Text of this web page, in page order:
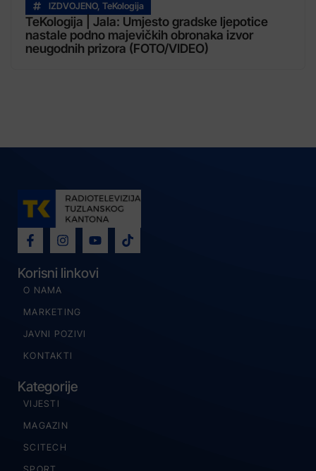
IZDVOJENO, TeKologija
TeKologija | Jala: Umjesto gradske ljepotice
nastale podno majevičkih obronaka izvor
neugodnih prizora (FOTO/VIDEO)
Korisni linkovi
O NAMA
MARKETING
JAVNI POZIVI
KONTAKTI
Kategorije
VIJESTI
MAGAZIN
SCITECH